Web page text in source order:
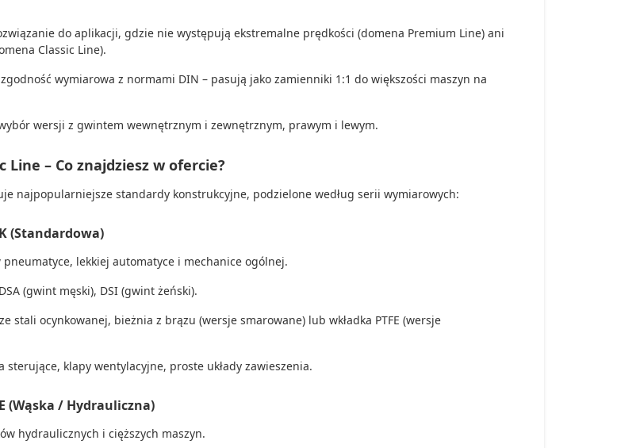
do aplikacji, gdzie nie występują ekstremalne prędkości (domena Premium Line) ani
Classic Line).
zgodność wymiarowa z normami DIN – pasują jako zamienniki 1:1 do większości maszyn na
wersji z gwintem wewnętrznym i zewnętrznym, prawym i lewym.
Line – Co znajdziesz w ofercie?
najpopularniejsze standardy konstrukcyjne, podzielone według serii wymiarowych:
(Standardowa)
pneumatyce, lekkiej automatyce i mechanice ogólnej.
DSA (gwint męski), DSI (gwint żeński).
stali ocynkowanej, bieżnia z brązu (wersje smarowane) lub wkładka PTFE (wersje
sterujące, klapy wentylacyjne, proste układy zawieszenia.
(Wąska / Hydrauliczna)
hydraulicznych i cięższych maszyn.